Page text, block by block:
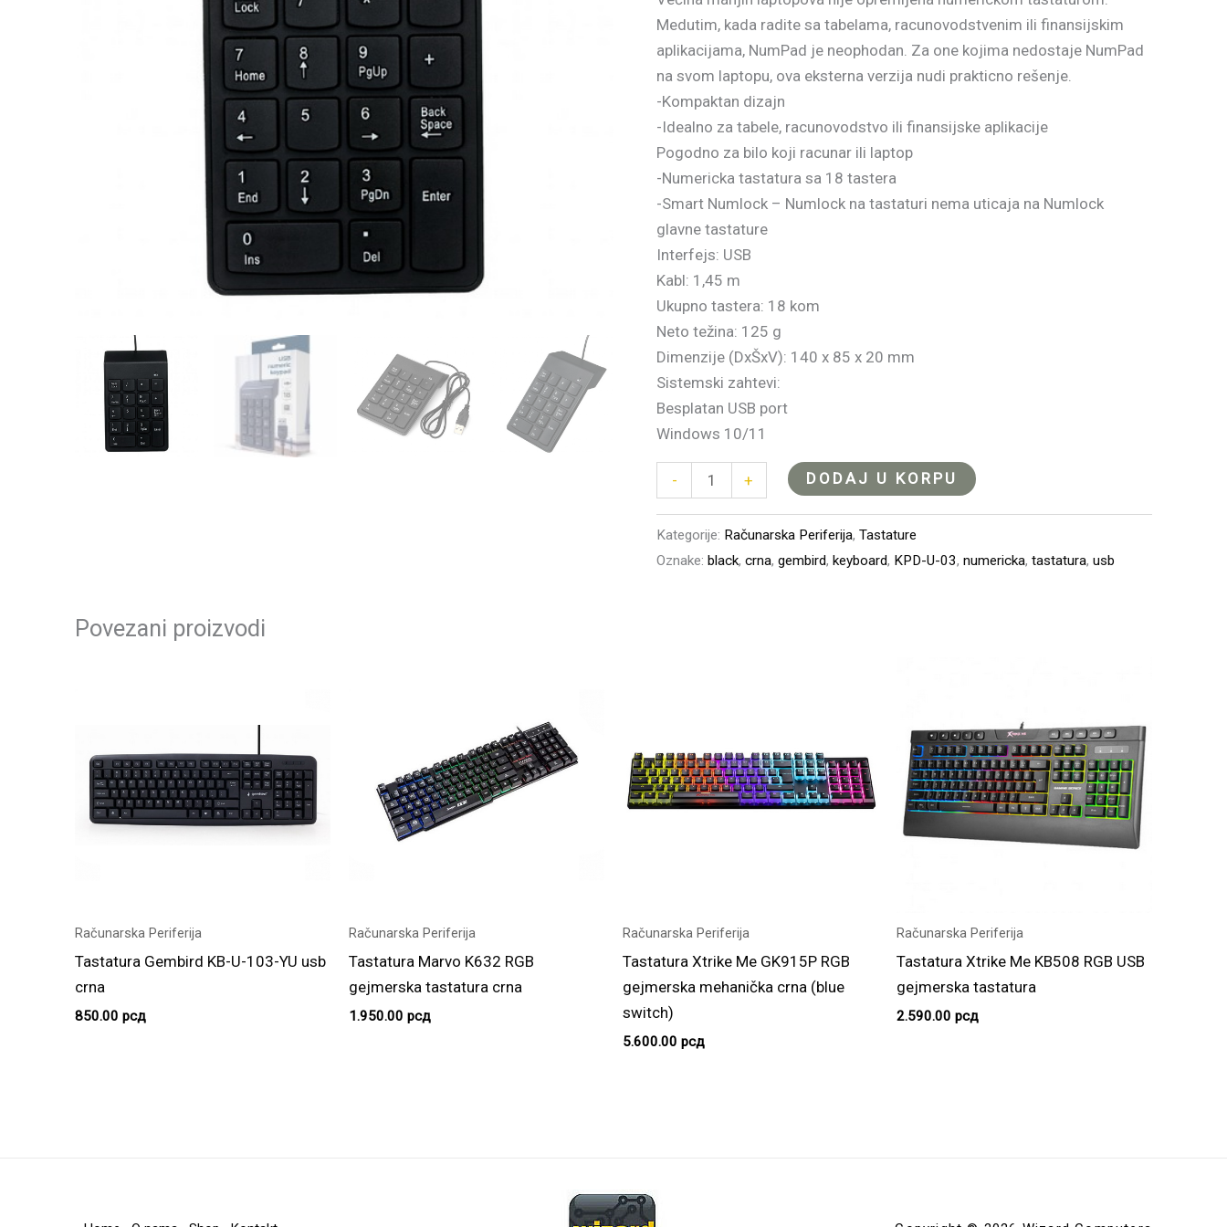
Medutim, kada radite sa tabelama, racunovodstvenim ili finansijskim
aplikacijama, NumPad je neophodan. Za one kojima nedostaje NumPad
na svom laptopu, ova eksterna verzija nudi prakticno rešenje.
-Kompaktan dizajn
-Idealno za tabele, racunovodstvo ili finansijske aplikacije
Pogodno za bilo koji racunar ili laptop
-Numericka tastatura sa 18 tastera
-Smart Numlock – Numlock na tastaturi nema uticaja na Numlock
glavne tastature
Interfejs: USB
Kabl: 1,45 m
Ukupno tastera: 18 kom
Neto težina: 125 g
Dimenzije (DxŠxV): 140 x 85 x 20 mm
Sistemski zahtevi:
Besplatan USB port
Windows 10/11
- + DODAJ U KORPU
Kategorije: Računarska Periferija,Tastature
Oznake:black,crna,gembird,keyboard, KPD-U-03,numericka,tastatura,usb
Povezani proizvodi
Računarska Periferija
Tastatura Gembird KB-U-103-YU usb
crna
850.00 рсд
Računarska Periferija
Tastatura Marvo K632 RGB
gejmerska tastatura crna
1.950.00 рсд
Računarska Periferija
Tastatura Xtrike Me GK915P RGB
gejmerska mehanička crna (blue
switch)
5.600.00 рсд
Računarska Periferija
Tastatura Xtrike Me KB508 RGB USB
gejmerska tastatura
2.590.00 рсд